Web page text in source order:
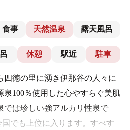
食事 天然温泉 露天風呂
休憩 駅近 駐車
四徳の里に湧き伊那谷の人々に
泉100％使用した心やすらぐ美肌
では珍しい強アルカリ性泉で
国でも上位に入ります。すべす